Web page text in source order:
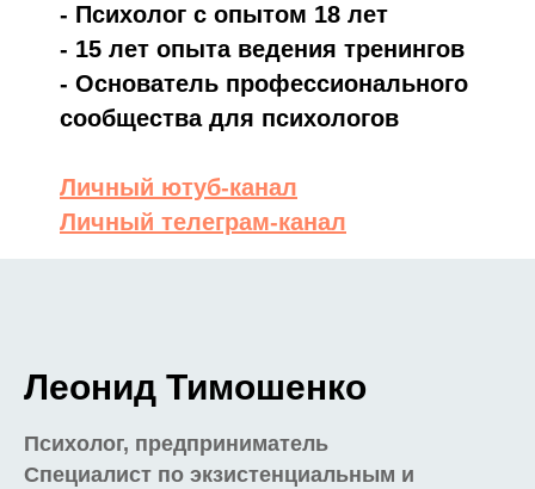
- Психолог с опытом 18 лет
- 15 лет опыта ведения тренингов
- Основатель профессионального
сообщества для психологов
Личный ютуб-канал
Личный телеграм-канал
Леонид Тимошенко
Психолог, предприниматель
Специалист по экзистенциальным и